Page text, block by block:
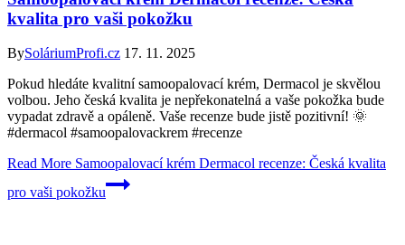
kvalita pro vaši pokožku
BySoláriumProfi.cz 17. 11. 2025
Pokud hledáte kvalitní samoopalovací krém, Dermacol je skvělou
volbou. Jeho česká kvalita je nepřekonatelná a vaše pokožka bude
vypadat zdravě a opáleně. Vaše recenze bude jistě pozitivní! 🌞
#dermacol #samoopalovackrem #recenze
Read More Samoopalovací krém Dermacol recenze: Česká kvalita
pro vaši pokožku